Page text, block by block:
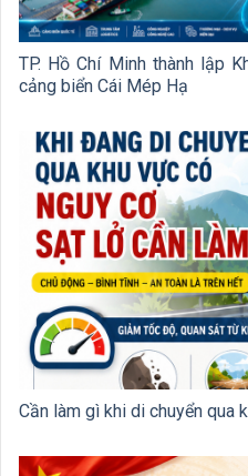
TP. Hồ Chí Minh thành lập
cảng biển Cái Mép Hạ
Cần làm gì khi di chuyển qua